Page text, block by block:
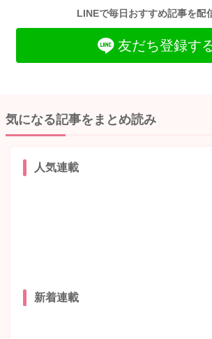
LINEで毎日おすすめ記事を配
友だち登録す
気になる記事をまとめ読み
人気連載
新着連載